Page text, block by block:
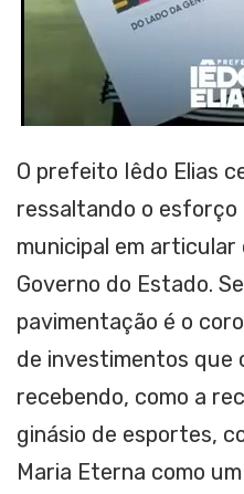
O prefeito Iêdo Elias
ressaltando o
municipal em
Governo do Estado.
pavimentação é o
de investimentos que
recebendo, como a
ginásio de esportes,
Maria Eterna como